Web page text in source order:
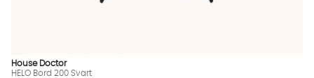
House Doctor
HELO Bord 200 Svart